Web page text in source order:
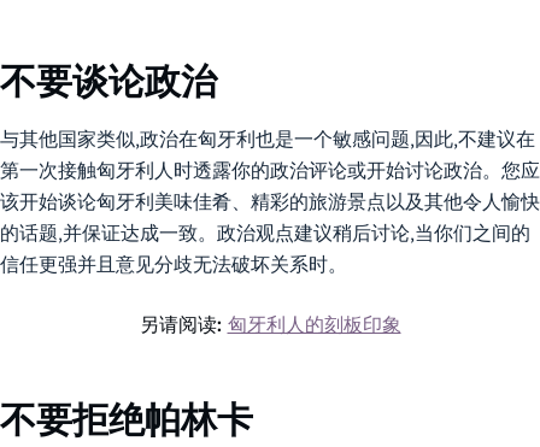
不要谈论政治
与其他国家类似,政治在匈牙利也是一个敏感问题,因此,不建议在
第一次接触匈牙利人时透露你的政治评论或开始讨论政治。您应
该开始谈论匈牙利美味佳肴、精彩的旅游景点以及其他令人愉快
的话题,并保证达成一致。政治观点建议稍后讨论,当你们之间的
信任更强并且意见分歧无法破坏关系时。
另请阅读: 匈牙利人的刻板印象
不要拒绝帕林卡